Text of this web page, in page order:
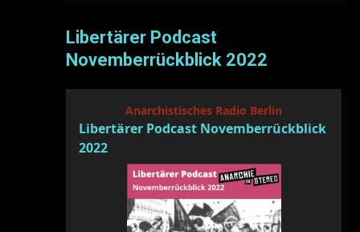
Libertärer Podcast
Novemberrückblick 2022